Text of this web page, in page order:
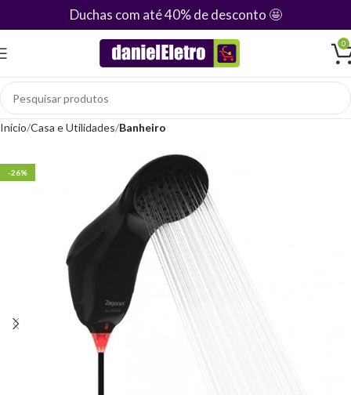
Duchas com até 40% de desconto 🤩
0
Início Casa e Utilidades Banheiro
-26%